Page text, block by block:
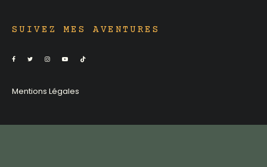
SUIVEZ MES AVENTURES
Mentions Légales